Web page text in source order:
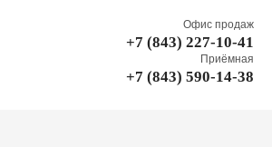
Офис продаж
+7 (843) 227-10-41
Приёмная
+7 (843) 590-14-38